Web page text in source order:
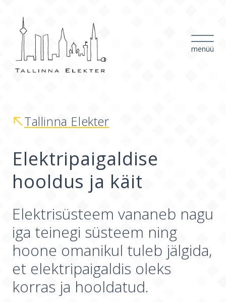
menüü
Tallinna Elekter
Elektripaigaldise
hooldus ja käit
Elektrisüsteem vananeb nagu
iga teinegi süsteem ning
hoone omanikul tuleb jälgida,
et elektripaigaldis oleks
korras ja hooldatud.